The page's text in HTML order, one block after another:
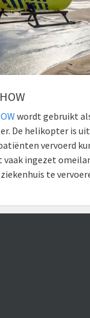
wordt gebruikt
De helikopter is
vervoerd
ingezet
te